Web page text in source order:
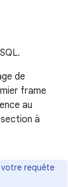
de
frame
au
à
requête